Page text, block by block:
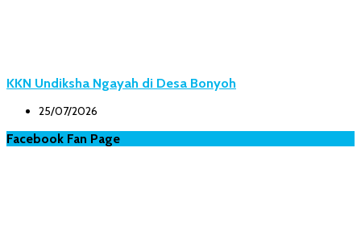
KKN Undiksha Ngayah di Desa Bonyoh
25/07/2026
Facebook Fan Page